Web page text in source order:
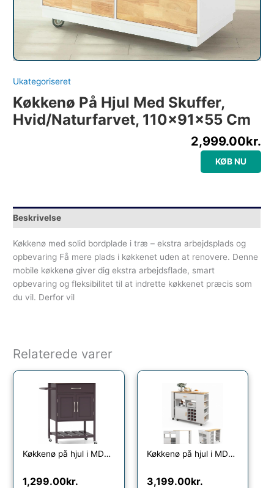
Ukategoriseret
Køkkenø På Hjul Med Skuffer,
Hvid/naturfarvet, 110x91x55 Cm
2,999.00kr.
KØB NU
Beskrivelse
Køkkenø med solid bordplade i træ – ekstra arbejdsplads og
opbevaring Få mere plads i køkkenet uden at renovere. Denne
mobile køkkenø giver dig ekstra arbejdsflade, smart
opbevaring og fleksibilitet til at indrette køkkenet præcis som
du vil. Derfor vil
Relaterede varer
Køkkenø på hjul i MDF og gummitræ H90 x B73 x D48 cm – Brun/Natur
1,299.00kr.
Køkkenø på hjul i MDF og gummitræ H100 x B120 x D40 cm – Hvid/Natur
3,199.00kr.